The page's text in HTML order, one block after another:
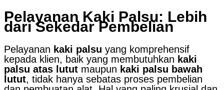
Pelayanan Kaki Palsu: Lebih
dari Sekedar Pembelian
Pelayanan kaki palsu yang komprehensif
kepada klien, baik yang membutuhkan kaki
palsu atas lutut maupun kaki palsu bawah
lutut, tidak hanya sebatas proses pembelian